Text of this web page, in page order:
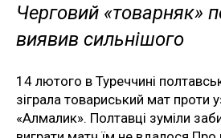
Черговий «товарняк»
виявив сильнішого
14 лютого в Туреччині
зіграла товариський мат проти
«Алмалик». Полтавці зуміли